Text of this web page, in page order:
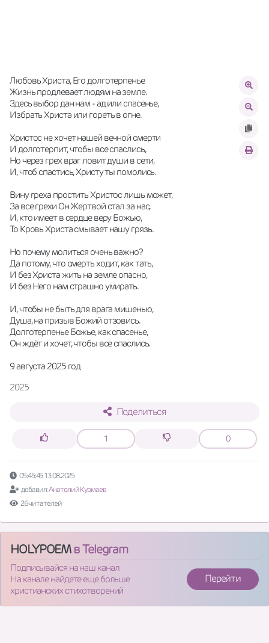
Любовь Христа, Его долготерпенье
Жизнь продлевает людям на земле.
Здесь выбор дан нам - ад или спасенье,
Избрать Христа или гореть в огне.
Христос не хочет нашей вечной смерти
И долготерпит, чтобы все спаслись,
Но через грех враг ловит души в сети,
И, чтоб спастись, Христу ты помолись.
Вину греха простить Христос лишь может,
За все грехи Он Жертвой стал за нас,
И, кто имеет в сердце веру Божью,
То Кровь Христа смывает нашу грязь.
Но почему молиться очень важно?
Да потому, что смерть ходит, как тать,
И без Христа жить на земле опасно,
И без Него нам страшно умирать.
И, чтобы не быть для врага мишенью,
Душа, на призыв Божий отзовись.
Долготерпенье Божье, как спасенье,
Он ждёт и хочет, чтобы все спаслись.
9 августа 2025 год
2025
Поделиться
1 0
05:45:45 13.08.2025
добавил:Анатолий Курмаев
26 читателей
HOLYPOEMв Telegram
Подписывайся на наш канал
На канале найдете еще больше
христианских стихотворений
Перейти